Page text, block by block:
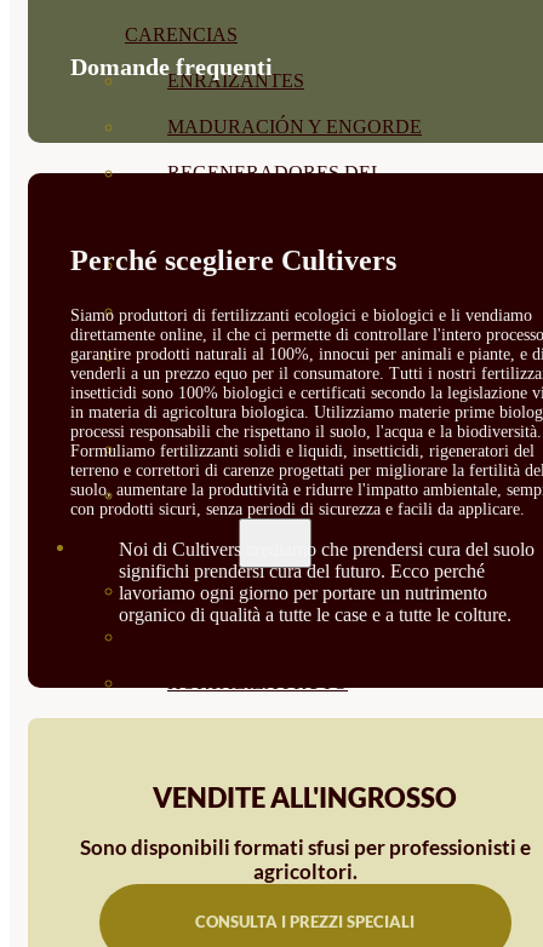
CARENCIAS
ENRAIZANTES
MADURACIÓN Y ENGORDE
REGENERADORES DEL
ÁCIDOS HÚMICOS
MATERIAS PRIMAS
PROTECCIÓN CULTIVOS Y
PLANTAS
PLANTAS INTERIOR
GROWPUNCH
SEMILLAS
VER TODAS
SEMILLAS FLORES
SEMILLAS FLORES
Domande frequenti
Perché scegliere Cultivers
Siamo produttori di fertilizzanti ecologici e biologici e li vendiamo
direttamente online, il che ci permette di controllare l'intero
garantire prodotti naturali al 100%, innocui per animali e piante, e
venderli a un prezzo equo per il consumatore. Tutti i nostri
insetticidi sono 100% biologici e certificati secondo la legislazione
in materia di agricoltura biologica. Utilizziamo materie prime
processi responsabili che rispettano il suolo, l'acqua e la biodiversità.
Formuliamo fertilizzanti solidi e liquidi, insetticidi, rigeneratori del
terreno e correttori di carenze progettati per migliorare la fertilità
suolo, aumentare la produttività e ridurre l'impatto ambientale,
con prodotti sicuri, senza periodi di sicurezza e facili da applicare.
Noi di Cultivers crediamo che prendersi cura del suolo
significhi prendersi cura del futuro. Ecco perché
lavoriamo ogni giorno per portare un nutrimento
organico di qualità a tutte le case e a tutte le colture.
VENDITE ALL'INGROSSO
Sono disponibili formati sfusi per professionisti e
agricoltori.
CONSULTA I PREZZI SPECIALI